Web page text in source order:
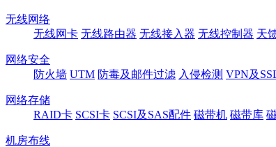
无线网络
无线网卡 无线路由器 无线接入器 无线控制器 天
网络安全
防火墙 UTM 防毒及邮件过滤 入侵检测 VPN及
网络存储
RAID卡 SCSI卡 SCSI及SAS配件 磁带机 磁带库
机房布线